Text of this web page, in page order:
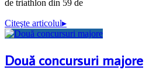
de triathlon din 59 de
Citeşte articolul▸
Două concursuri majore